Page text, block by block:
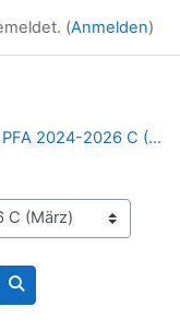
(Anmelden)
PFA 2024-2026 C (März)
Kurse suchen